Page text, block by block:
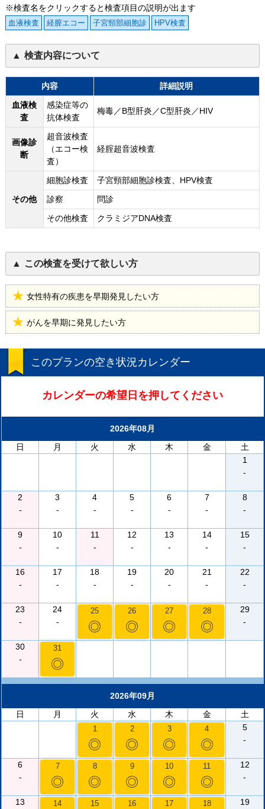
※検査名をクリックすると検査項目の説明が出ます
血液検査 経膣エコー 子宮頸部細胞診 HPV検査
検査内容について
内容
詳細説明
血液検
査
感染症等の
抗体検査
梅毒／B型肝炎／C型肝炎／HIV
画像診
断
超音波検査
（エコー検
査）
経腟超音波検査
その他
細胞診検査
子宮頸部細胞診検査、HPV検査
診察
問診
その他検査
クラミジアDNA検査
この検査を受けて欲しい方
女性特有の疾患を早期発見したい方
がんを早期に発見したい方
このプランの空き状況カレンダー
カレンダーの希望日を押してください
2026年08月
日
月 火 水 木 金
土
1
-
2
-
3
-
4
-
5
-
6
-
7
-
8
-
9
-
10
-
11
-
12
-
13
-
14
-
15
-
16
-
17
-
18
-
19
-
20
-
21
-
22
-
23
-
24
-
25
◎
26
◎
27
◎
28
◎
29
-
30
-
31
◎
2026年09月
日
月 火 水 木 金 土
1
◎
2
◎
3
◎
4
◎
5
-
6
-
7
◎
8
◎
9
◎
10
◎
11
◎
12
-
13
14 15 16 17 18
19